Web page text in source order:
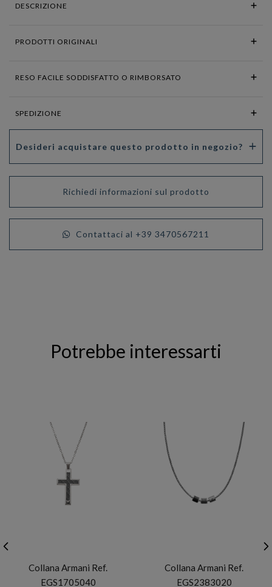
DESCRIZIONE
PRODOTTI ORIGINALI
RESO FACILE SODDISFATTO O RIMBORSATO
SPEDIZIONE
Desideri acquistare questo prodotto in negozio?
Richiedi informazioni sul prodotto
Contattaci al +39 3470567211
Potrebbe interessarti
Collana Armani Ref.
EGS1705040
Collana Armani Ref.
EGS2383020